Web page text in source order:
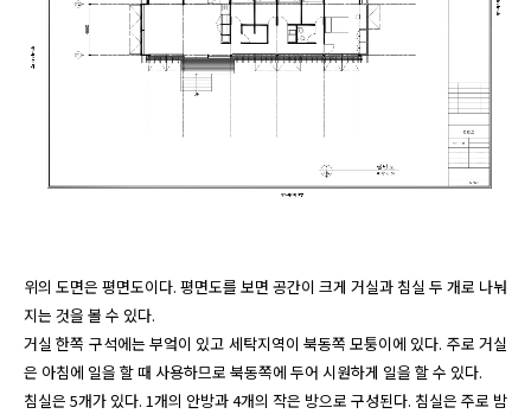
위의 도면은 평면도이다. 평면도를 보면 공간이 크게 거실과 침실 두 개로 나눠
지는 것을 볼 수 있다.
거실 한쪽 구석에는 부엌이 있고 세탁지역이 북동쪽 모퉁이에 있다. 주로 거실
은 아침에 일을 할 때 사용하므로 북동쪽에 두어 시원하게 일을 할 수 있다.
침실은 5개가 있다. 1개의 안방과 4개의 작은 방으로 구성된다. 침실은 주로 밤